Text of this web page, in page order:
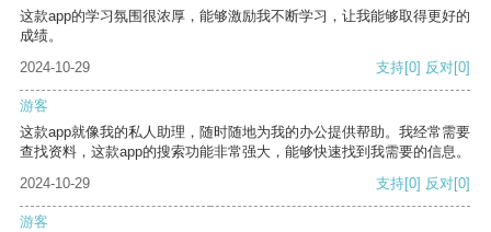
这款app的学习氛围很浓厚，能够激励我不断学习，让我能够取得更好的
成绩。
2024-10-29
支持[0] 反对[0]
游客
这款app就像我的私人助理，随时随地为我的办公提供帮助。我经常需要
查找资料，这款app的搜索功能非常强大，能够快速找到我需要的信息。
2024-10-29
支持[0] 反对[0]
游客